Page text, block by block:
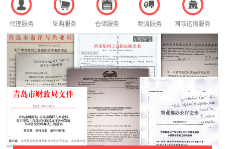
代理服务 采购服务 仓储服务 物流服务 国际运输服务